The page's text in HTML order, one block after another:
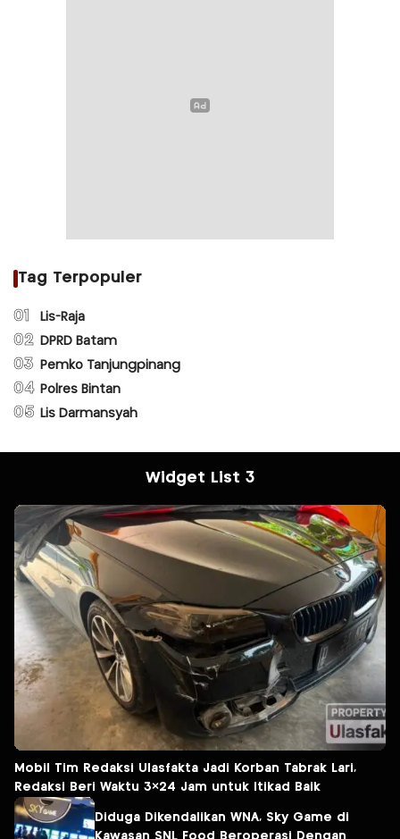
Tag Terpopuler
01 Lis-Raja
02 DPRD Batam
03 Pemko Tanjungpinang
04 Polres Bintan
05 Lis Darmansyah
Widget List 3
Mobil Tim Redaksi Ulasfakta Jadi Korban Tabrak Lari,
Redaksi Beri Waktu 3×24 Jam untuk Itikad Baik
Diduga Dikendalikan WNA, Sky Game di
Kawasan SNL Food Beroperasi Dengan